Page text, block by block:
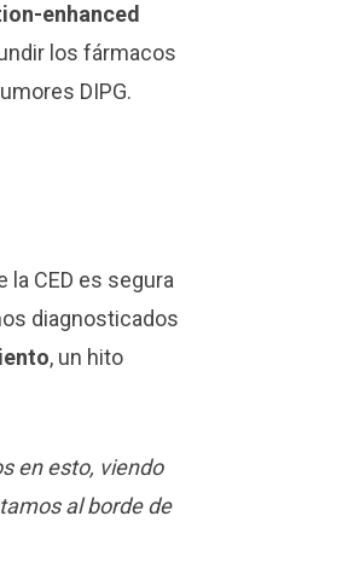
enhanced
los fármacos
DIPG.
CED es segura
diagnosticados
, un hito
en esto, viendo
al borde de